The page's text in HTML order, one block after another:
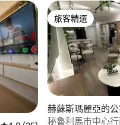
旅客精選
旅客精選
赫蘇斯瑪麗亞的
秘魯利馬市中心